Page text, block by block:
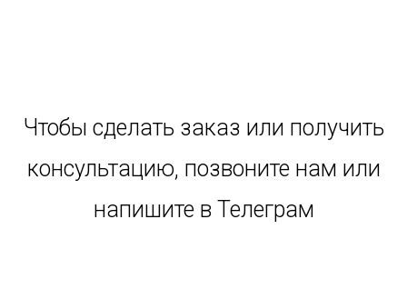
Чтобы сделать заказ или получить
консультацию, позвоните нам или
напишите в Телеграм